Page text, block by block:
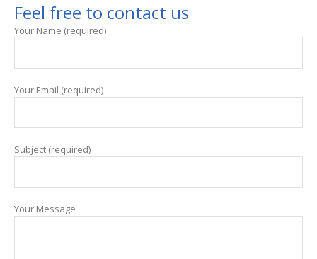
Feel free to contact us
Your Name (required)
Your Email (required)
Subject (required)
Your Message